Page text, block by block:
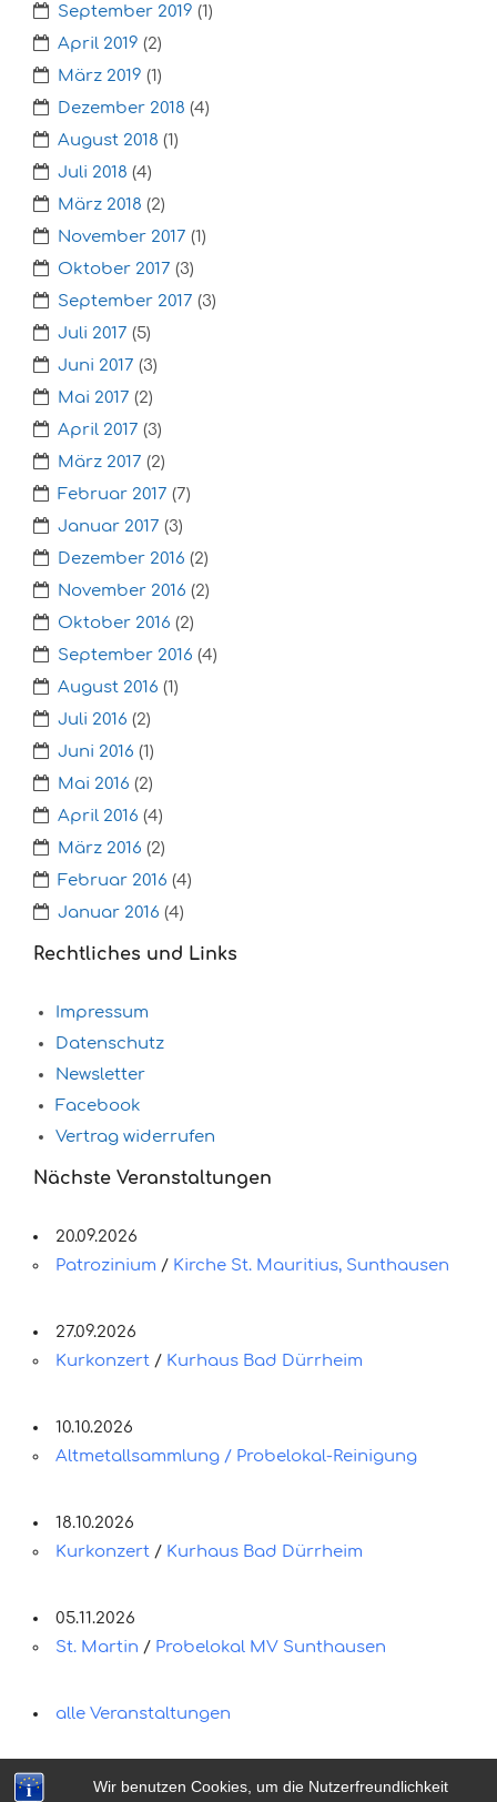
Wir benutzen Cookies, um die Nutzerfreundlichkeit
September 2019 (1)
April 2019 (2)
März 2019 (1)
Dezember 2018 (4)
August 2018 (1)
Juli 2018 (4)
März 2018 (2)
November 2017 (1)
Oktober 2017 (3)
September 2017 (3)
Juli 2017 (5)
Juni 2017 (3)
Mai 2017 (2)
April 2017 (3)
März 2017 (2)
Februar 2017 (7)
Januar 2017 (3)
Dezember 2016 (2)
November 2016 (2)
Oktober 2016 (2)
September 2016 (4)
August 2016 (1)
Juli 2016 (2)
Juni 2016 (1)
Mai 2016 (2)
April 2016 (4)
März 2016 (2)
Februar 2016 (4)
Januar 2016 (4)
Rechtliches und Links
Impressum
Datenschutz
Newsletter
Facebook
Vertrag widerrufen
Nächste Veranstaltungen
20.09.2026
Patrozinium / Kirche St. Mauritius, Sunthausen
27.09.2026
Kurkonzert / Kurhaus Bad Dürrheim
10.10.2026
Altmetallsammlung / Probelokal-Reinigung
18.10.2026
Kurkonzert / Kurhaus Bad Dürrheim
05.11.2026
St. Martin / Probelokal MV Sunthausen
alle Veranstaltungen